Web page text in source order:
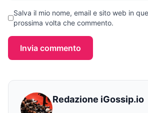
Salva il mio nome, email e sito web in
prossima volta che commento.
Invia commento
Redazione iGossip.io